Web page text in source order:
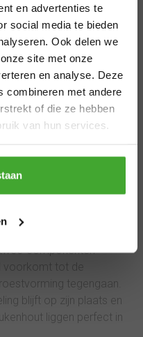
en advertenties te
social media te bieden
Ook delen we
site met onze
en analyse. Deze
combineren met andere
of die ze hebben
van hun services.
voor consistente
draagt de kennis
productie-ervaring. De
strenge
maakt Goudhaantje
perfecte verfresultaten.
voor
onwrikbare focus op
componenten
voorkomt tot de
tegengaan.
blijft op zijn plaats en
liggen perfect in
zijn wij gesloten.
uur? Dan
planning. Bestel
iets langer zijn.
een fijne zomer!